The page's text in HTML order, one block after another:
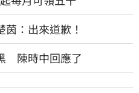
：出來道歉！
陳時中回應了